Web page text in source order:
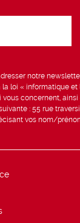
notre
loi « informatique
concernent, ainsi
: 55 rue
vos nom/